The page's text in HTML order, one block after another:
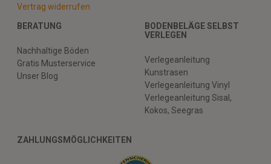
Vertrag widerrufen
BERATUNG
Nachhaltige Böden
Gratis Musterservice
Unser Blog
BODENBELÄGE SELBST
VERLEGEN
Verlegeanleitung
Kunstrasen
Verlegeanleitung Vinyl
Verlegeanleitung Sisal,
Kokos, Seegras
ZAHLUNGSMÖGLICHKEITEN